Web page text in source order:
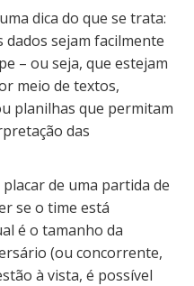
dica do que se trata:
sejam facilmente
– ou seja, que estejam
meio de textos,
planilhas que permitam
das
de uma partida de
se o time está
é o tamanho da
(ou concorrente,
à vista, é possível